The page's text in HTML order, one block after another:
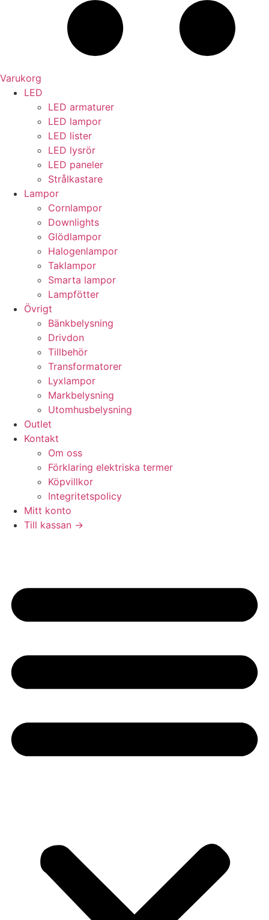
Varukorg
LED
LED armaturer
LED lampor
LED lister
LED lysrör
LED paneler
Strålkastare
Lampor
Cornlampor
Downlights
Glödlampor
Halogenlampor
Taklampor
Smarta lampor
Lampfötter
Övrigt
Bänkbelysning
Drivdon
Tillbehör
Transformatorer
Lyxlampor
Markbelysning
Utomhusbelysning
Outlet
Kontakt
Om oss
Förklaring elektriska termer
Köpvillkor
Integritetspolicy
Mitt konto
Till kassan →